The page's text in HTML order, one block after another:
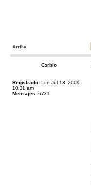
Arriba
Corbio
Registrado: Lun Jul 13, 2009
10:31 am
Mensajes: 6731